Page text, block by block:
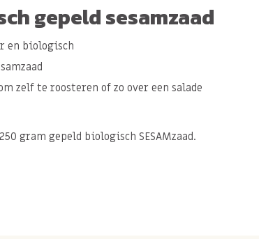
gepeld sesamzaad
en biologisch
zelf te roosteren of zo over een salade
gram gepeld biologisch SESAMzaad.